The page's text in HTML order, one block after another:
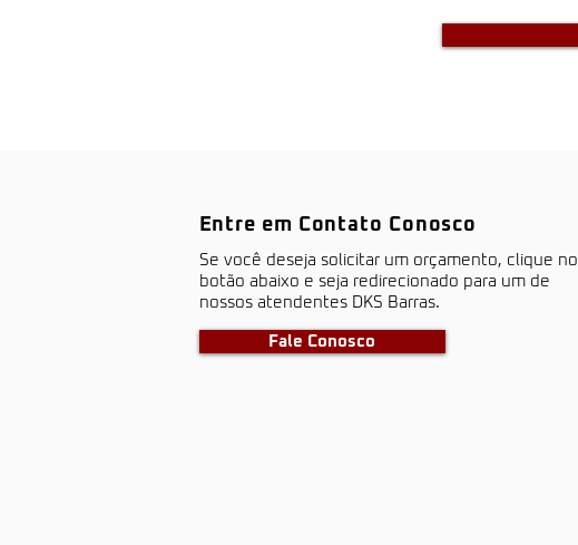
Entre em Contato Conosco
S​e você deseja solicitar um orçamento, clique no
botão abaixo e seja redirecionado para um de
nossos atendentes DKS Barras.
Fale Conosco